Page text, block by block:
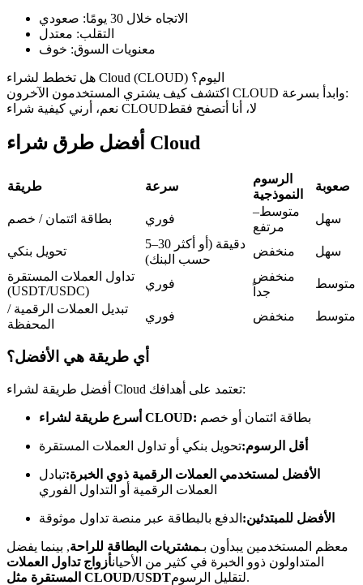
العقود الآجلة USDC
نسخ التداول
الاتجاه خلال 30 يومًا : صعودي
التقلب: معتدل
معنويات السوق: خوف
هل تخطط لشراء Cloud (CLOUD) اليوم؟
اكتشف كيف يشتري المستخدمون الآخرون CLOUD وابدأ بسرعة:
نعم، أرني كيفية شراء CLOUDلا، أنا أتصفح فقط
أفضل طرق شراء Cloud
طريقة سرعة
الرسوم
النموذجية
صعوبة
بطاقة ائتمان / خصم فوري
متوسط–
مرتفع
سهل
تحويل بنكي
5–30 دقيقة (أو أكثر
حسب البنك)
منخفض
سهل
تداول العملات المستقرة
(USDT/USDC)
فوري
منخفض
جداً
متوسط
تبديل العملات الرقمية /
المحفظة
فوري منخفض متوسط
أي طريقة هي الأفضل؟
أفضل طريقة لشراء Cloud تعتمد على أهدافك:
أسرع طريقة لشراء CLOUD: بطاقة ائتمان أو خصم
أقل الرسوم:تحويل بنكي أو تداول العملات المستقرة
الأفضل لمستخدمي العملات الرقمية ذوي الخبرة:تبادل
العملات الرقمية أو التداول الفوري
الأفضل للمبتدئين: الدفع بالبطاقة عبر منصة تداول موثوقة
معظم المستخدمين يبدأون بـمشتريات البطاقة للراحة, بينما يفضل
المتداولون ذوو الخبرة في كثير من الأحيانأزواج تداول العملات
المستقرة مثل CLOUD/USDT
لتقليل الرسوم.